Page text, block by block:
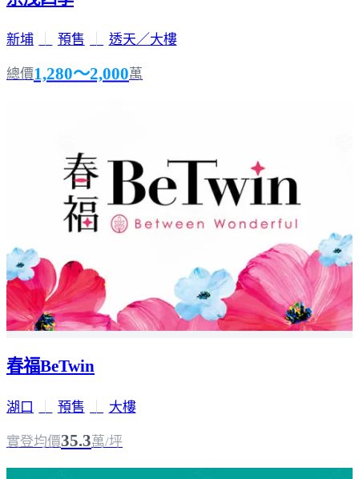
新埔 預售 透天／大樓
總價1,280～2,000萬
春福BeTwin
湖口 預售 大樓
實登均價35.3萬/坪